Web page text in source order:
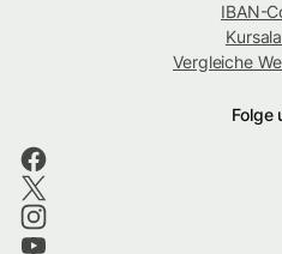
IBAN-
Vergleiche
Folge